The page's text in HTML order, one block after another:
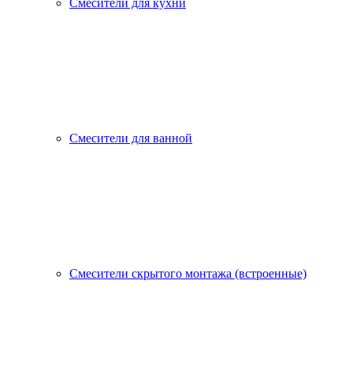
Смесители для кухни
Смесители для ванной
Смесители скрытого монтажа (встроенные)